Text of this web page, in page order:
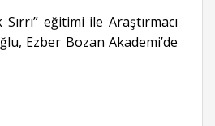
eğitimi ile Araştırmacı
Ezber Bozan Akademi’de